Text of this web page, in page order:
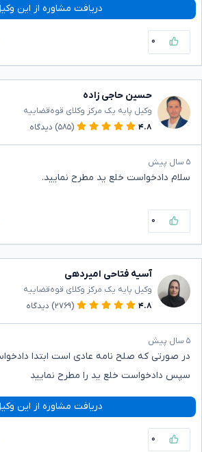
دریافت مشاوره از این
۰
حسین حاجی زاده
وکیل پایه یک مرکز وکلای قوه‌قضاییه
۴.۸
(۵۸۵) دیدگاه
۵ سال پیش
سلام دادخواست خلع ید مطرح نمایید.
۰
آسیه فتاحی امیردهی
وکیل پایه یک مرکز وکلای قوه‌قضاییه
۴.۸
(۲۷۶۹) دیدگاه
۵ سال پیش
در صورتی که صلح نامه عادی است ابتدا
سپس دادخواست خلع ید را مطرح نمایید
دریافت مشاوره از این
۰